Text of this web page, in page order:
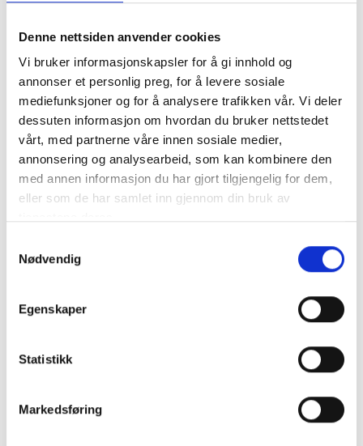
Denne nettsiden anvender cookies
Vi bruker informasjonskapsler for å gi innhold og
annonser et personlig preg, for å levere sosiale
mediefunksjoner og for å analysere trafikken vår. Vi deler
dessuten informasjon om hvordan du bruker nettstedet
vårt, med partnerne våre innen sosiale medier,
annonsering og analysearbeid, som kan kombinere den
med annen informasjon du har gjort tilgjengelig for dem,
eller som de har samlet inn gjennom din bruk av
Nødvendig
Egenskaper
Statistikk
Markedsføring
Poleax Saltist stålpropell
Varenummer: H1048117
Tomt på lager
Vis
Poleax Saltist stålpropell
Poleax Soltiga 3
stålpropell
Varenummer: H1048120
Tomt på lager
Vis
Poleax Soltiga 3 stålpropell
Varenummer: H1048120